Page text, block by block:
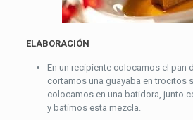
ELABORACIÓN
En un recipiente colocamos el pan
cortamos una guayaba en trocitos
colocamos en una batidora, junto
y batimos esta mezcla.